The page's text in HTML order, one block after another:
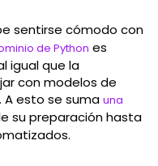
sentirse cómodo con
de Python es
igual que la
con modelos de
A esto se suma una
su preparación hasta